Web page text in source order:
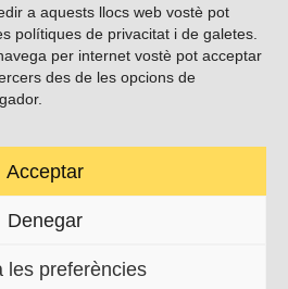
a aquests llocs web vostè pot
polítiques de privacitat i de galetes.
per internet vostè pot acceptar
des de les opcions de
Acceptar
Denegar
les preferències
a les xarxes socials
180 (baixos), Barcelona.
contacte@cup.cat